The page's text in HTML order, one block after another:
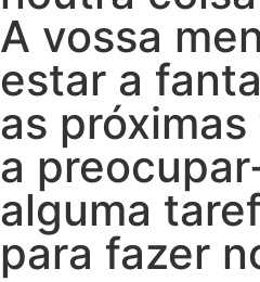
A vossa
estar a
as
a
alguma
para fazer